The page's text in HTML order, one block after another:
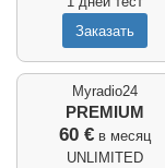
Myradio24
PREMIUM
60 € в месяц
UNLIMITED